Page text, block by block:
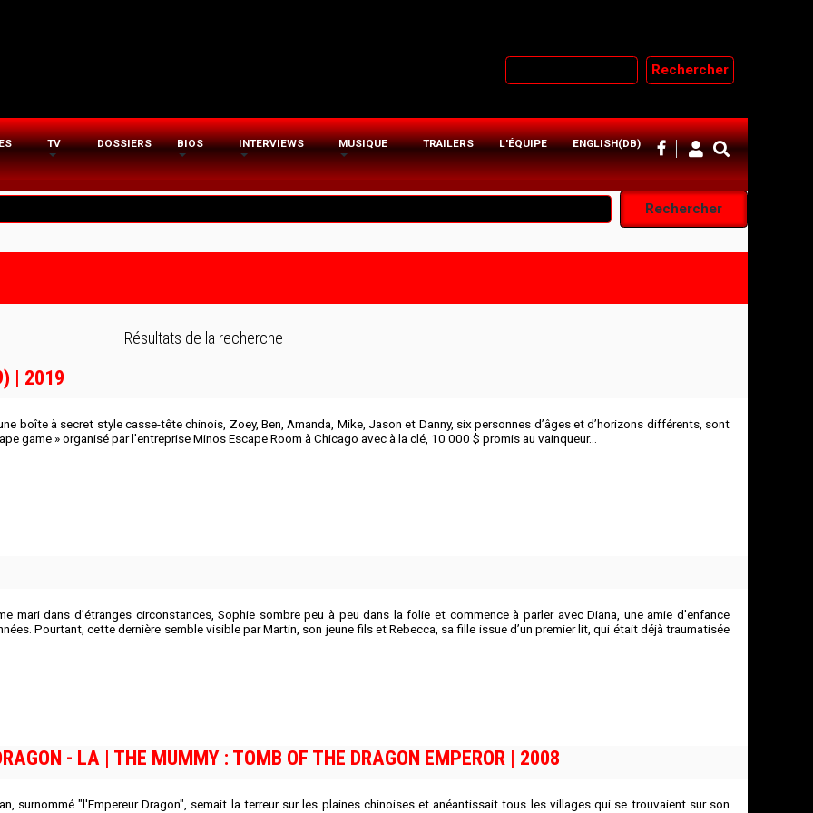
Rechercher
TV DOSSIERS BIOS INTERVIEWS MUSIQUE TRAILERS L'ÉQUIPE ENGLISH(DB)
Résultats de la recherche
| 2019
boîte à secret style casse-tête chinois, Zoey, Ben, Amanda, Mike, Jason et Danny, six personnes d’âges et d’horizons différents, sont
game » organisé par l'entreprise Minos Escape Room à Chicago avec à la clé, 10 000 $ promis au vainqueur...
mari dans d’étranges circonstances, Sophie sombre peu à peu dans la folie et commence à parler avec Diana, une amie d'enfance
Pourtant, cette dernière semble visible par Martin, son jeune fils et Rebecca, sa fille issue d’un premier lit, qui était déjà traumatisée
- LA | THE MUMMY : TOMB OF THE DRAGON EMPEROR | 2008
surnommé "l'Empereur Dragon", semait la terreur sur les plaines chinoises et anéantissait tous les villages qui se trouvaient sur son